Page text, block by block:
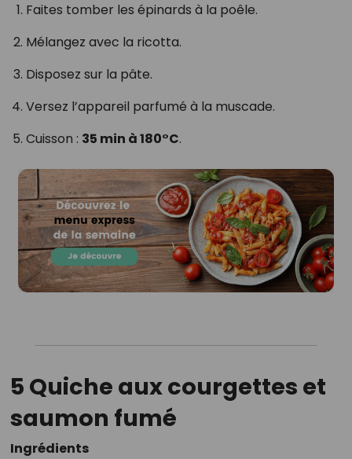
Faites tomber les épinards à la poêle.
Mélangez avec la ricotta.
Disposez sur la pâte.
Versez l’appareil parfumé à la muscade.
Cuisson : 35 min à 180°C.
5 Quiche aux courgettes et
saumon fumé
Ingrédients